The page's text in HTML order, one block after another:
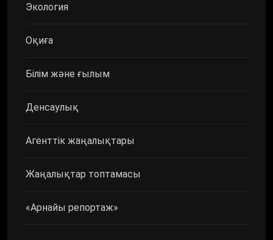
Экология
Оқиға
Білім және ғылым
Денсаулық
Агенттік жаңалықтары
Жаңалықтар топтамасы
«Арнайы репортаж»